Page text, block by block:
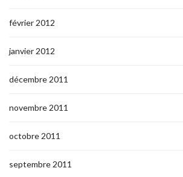
février 2012
janvier 2012
décembre 2011
novembre 2011
octobre 2011
septembre 2011